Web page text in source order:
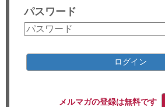
コンサルティング
リサーチ
パスワード
ログイン
メルマガの登録は無料です